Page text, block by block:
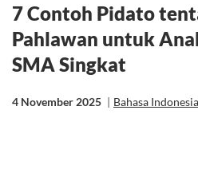
7 Contoh Pidato
Pahlawan untuk
SMA Singkat
4 November 2025 | Bahasa Indonesia